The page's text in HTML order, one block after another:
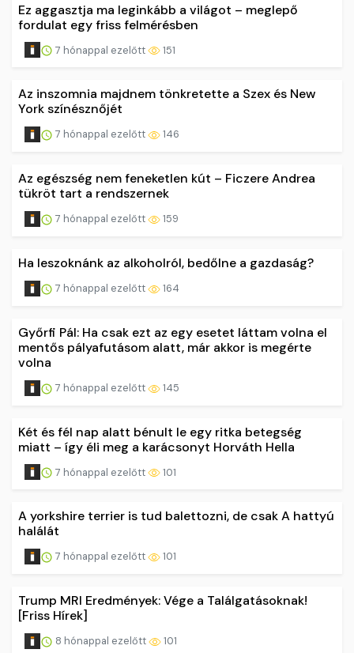
Ez aggasztja ma leginkább a világot – meglepő
fordulat egy friss felmérésben
7 hónappal ezelőtt 151
Az inszomnia majdnem tönkretette a Szex és New
York színésznőjét
7 hónappal ezelőtt 146
Az egészség nem feneketlen kút – Ficzere Andrea
tükröt tart a rendszernek
7 hónappal ezelőtt 159
Ha leszoknánk az alkoholról, bedőlne a gazdaság?
7 hónappal ezelőtt 164
Győrfi Pál: Ha csak ezt az egy esetet láttam volna el
mentős pályafutásom alatt, már akkor is megérte
volna
7 hónappal ezelőtt 145
Két és fél nap alatt bénult le egy ritka betegség
miatt – így éli meg a karácsonyt Horváth Hella
7 hónappal ezelőtt 101
A yorkshire terrier is tud balettozni, de csak A hattyú
halálát
7 hónappal ezelőtt 101
Trump MRI Eredmények: Vége a Találgatásoknak!
[Friss Hírek]
8 hónappal ezelőtt 101